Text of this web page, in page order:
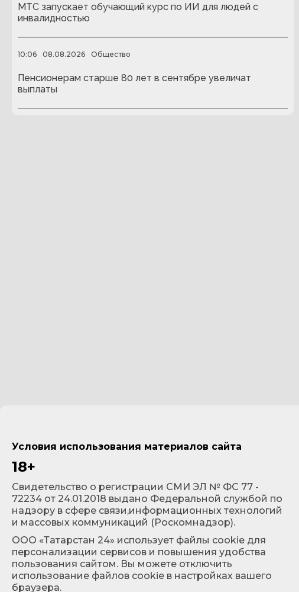
МТС запускает обучающий курс по ИИ для людей с
инвалидностью
10:06 08.08.2026 Общество
Пенсионерам старше 80 лет в сентябре увеличат
выплаты
Условия использования материалов сайта
18+
Cвидетельство о регистрации СМИ ЭЛ № ФС 77 -
72234 от 24.01.2018 выдано Федеральной службой по
надзору в сфере связи,информационных технологий
и массовых коммуникаций (Роскомнадзор).
ООО «Татарстан 24» использует файлы cookie для
персонализации сервисов и повышения удобства
пользования сайтом. Вы можете отключить
использование файлов cookie в настройках вашего
браузера.